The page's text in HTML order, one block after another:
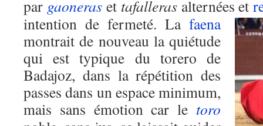
par gaoneraset tafallerasalternées et
intention de fermeté. La faena
montrait de nouveau la quiétude
qui est typique du torero de
Badajoz, dans la répétition des
passes dans un espace minimum,
mais sans émotion car le toro